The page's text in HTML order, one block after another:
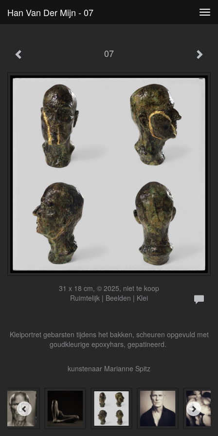
Han Van Der Mijn - 07
07
31 x 18 cm, © 2025, niet te koop
Ruimtelijk | Beelden | Klei
Kleiportret gebarsten tijdens het bakken, scheuren opgevuld met
goudkleurige epoxyhars, gepatineerd.
kunstenaar Marianne Spitz